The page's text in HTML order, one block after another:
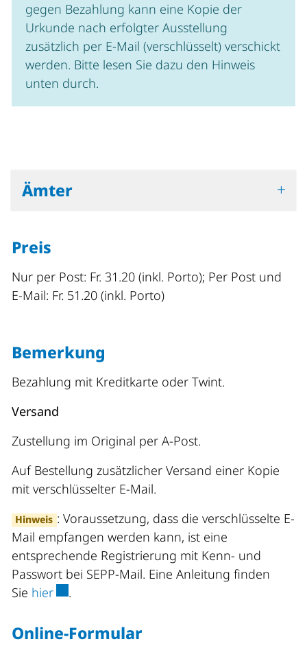
gegen Bezahlung kann eine Kopie der
Urkunde nach erfolgter Ausstellung
zusätzlich per E-Mail (verschlüsselt) verschickt
werden. Bitte lesen Sie dazu den Hinweis
unten durch.
Ämter
Preis
Nur per Post: Fr. 31.20 (inkl. Porto); Per Post und
E-Mail: Fr. 51.20 (inkl. Porto)
Bemerkung
Bezahlung mit Kreditkarte oder Twint.
Versand
Zustellung im Original per A-Post.
Auf Bestellung zusätzlicher Versand einer Kopie
mit verschlüsselter E-Mail.
Hinweis : Voraussetzung, dass die verschlüsselte E-
Mail empfangen werden kann, ist eine
entsprechende Registrierung mit Kenn- und
Passwort bei SEPP-Mail. Eine Anleitung finden
Sie hierExterner Link wird in einem neuen Fenster
.
Online-Formular